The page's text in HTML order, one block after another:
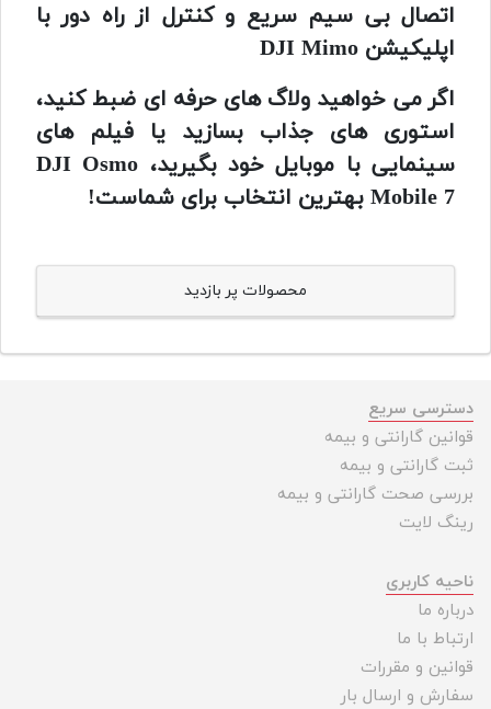
اتصال بی سیم سریع و کنترل از راه دور با
اپلیکیشن DJI Mimo
اگر می خواهید ولاگ های حرفه ای ضبط کنید،
استوری های جذاب بسازید یا فیلم های
سینمایی با موبایل خود بگیرید، DJI Osmo
Mobile 7 بهترین انتخاب برای شماست!
محصولات پر بازدید
دسترسی سریع
قوانین گارانتی و بیمه
ثبت گارانتی و بیمه
بررسی صحت گارانتی و بیمه
رینگ لایت
ناحیه کاربری
درباره ما
ارتباط با ما
قوانین و مقررات
سفارش و ارسال بار